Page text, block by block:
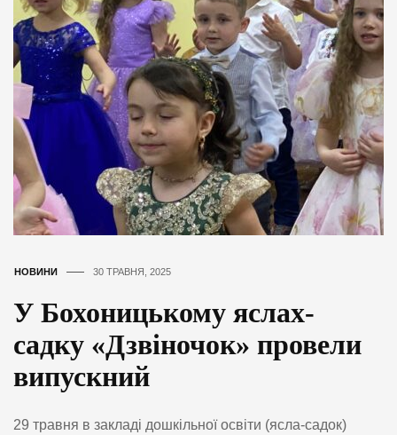
НОВИНИ 30 ТРАВНЯ, 2025
У Бохоницькому яслах-
садку «Дзвіночок» провели
випускний
29 травня в закладі дошкільної освіти (ясла-садок)